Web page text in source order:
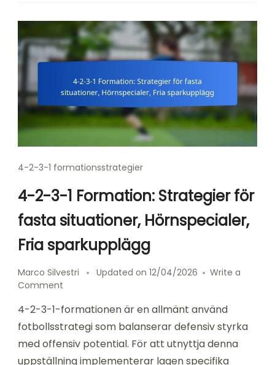
4-2-3-1 formationsstrategier
4-2-3-1 Formation: Strategier för
fasta situationer, Hörnspecialer,
Fria sparkupplägg
Marco Silvestri Updated on 12/04/2026
Write a
Comment
2-
3-
Formation:
Strategier
4-2-3-1-formationen är en allmänt använd
fotbollsstrategi som balanserar defensiv styrka
med offensiv potential. För att utnyttja denna
uppställning implementerar lagen specifika